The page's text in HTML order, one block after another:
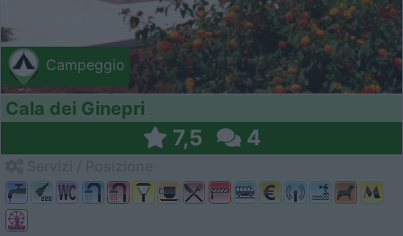
Campeggio
Cala dei Ginepri
7,5 4